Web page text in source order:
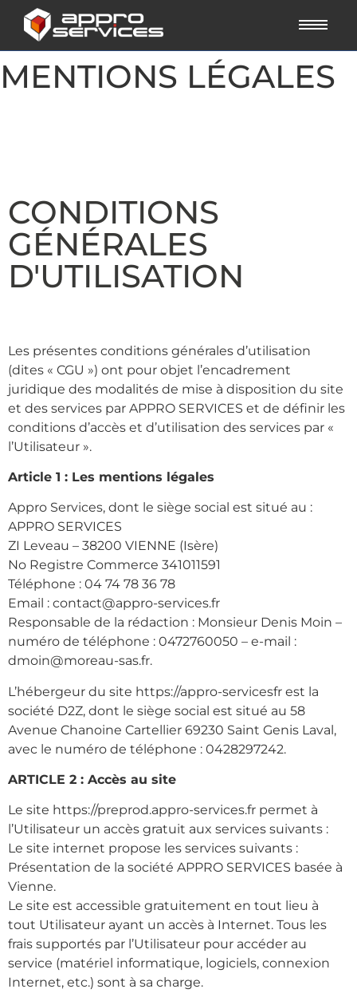
MENTIONS LÉGALES
CONDITIONS
GÉNÉRALES
D'UTILISATION
Les présentes conditions générales d’utilisation
(dites « CGU ») ont pour objet l’encadrement
juridique des modalités de mise à disposition du site
et des services par APPRO SERVICES et de définir les
conditions d’accès et d’utilisation des services par «
l’Utilisateur ».
Article 1 : Les mentions légales
Appro Services, dont le siège social est situé au :
APPRO SERVICES
ZI Leveau – 38200 VIENNE (Isère)
No Registre Commerce 341011591
Téléphone : 04 74 78 36 78
Email : contact@appro-services.fr
Responsable de la rédaction : Monsieur Denis Moin –
numéro de téléphone : 0472760050 – e-mail :
dmoin@moreau-sas.fr.
L’hébergeur du site https://appro-servicesfr est la
société D2Z, dont le siège social est situé au 58
Avenue Chanoine Cartellier 69230 Saint Genis Laval,
avec le numéro de téléphone : 0428297242.
ARTICLE 2 : Accès au site
Le site https://preprod.appro-services.fr permet à
l’Utilisateur un accès gratuit aux services suivants :
Le site internet propose les services suivants :
Présentation de la société APPRO SERVICES basée à
Vienne.
Le site est accessible gratuitement en tout lieu à
tout Utilisateur ayant un accès à Internet. Tous les
frais supportés par l’Utilisateur pour accéder au
service (matériel informatique, logiciels, connexion
Internet, etc.) sont à sa charge.